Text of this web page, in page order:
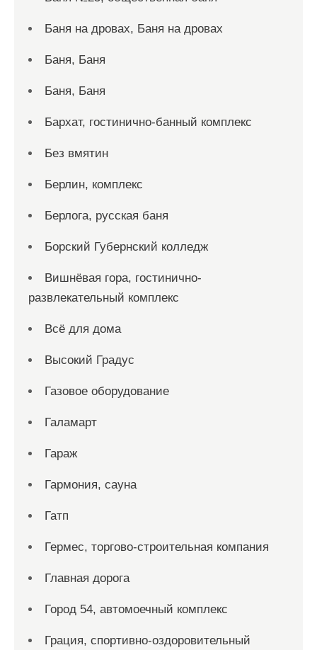
Баня на дровах, Баня на дровах
Баня, Баня
Баня, Баня
Бархат, гостинично-банный комплекс
Без вмятин
Берлин, комплекс
Берлога, русская баня
Борский Губернский колледж
Вишнёвая гора, гостинично-
развлекательный комплекс
Всё для дома
Высокий Градус
Газовое оборудование
Галамарт
Гараж
Гармония, сауна
Гатп
Гермес, торгово-строительная компания
Главная дорога
Город 54, автомоечный комплекс
Грация, спортивно-оздоровительный